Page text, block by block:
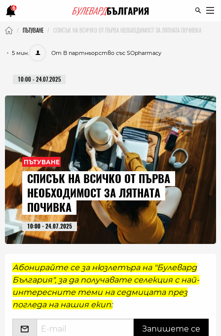
6
ПЪТУВАНЕ СПИСЪК НА ВСИЧКО ОТ ПЪРВА НЕОБХОДИМОСТ ЗА ЛЯТНАТА ПОЧИВКА
・ 5 мин. От В партньорство със SOpharmacy
10:00 - 24.07.2025
ПЪТУВАНЕ
СПИСЪК НА ВСИЧКО ОТ ПЪРВА
НЕОБХОДИМОСТ ЗА ЛЯТНАТА
ПОЧИВКА
10:00 - 24.07.2025
Абонирайте се за нюзлетъра на "Булевард
България", за да получавате селекция с най-
интересните теми на седмицата през
погледа на нашия екип: